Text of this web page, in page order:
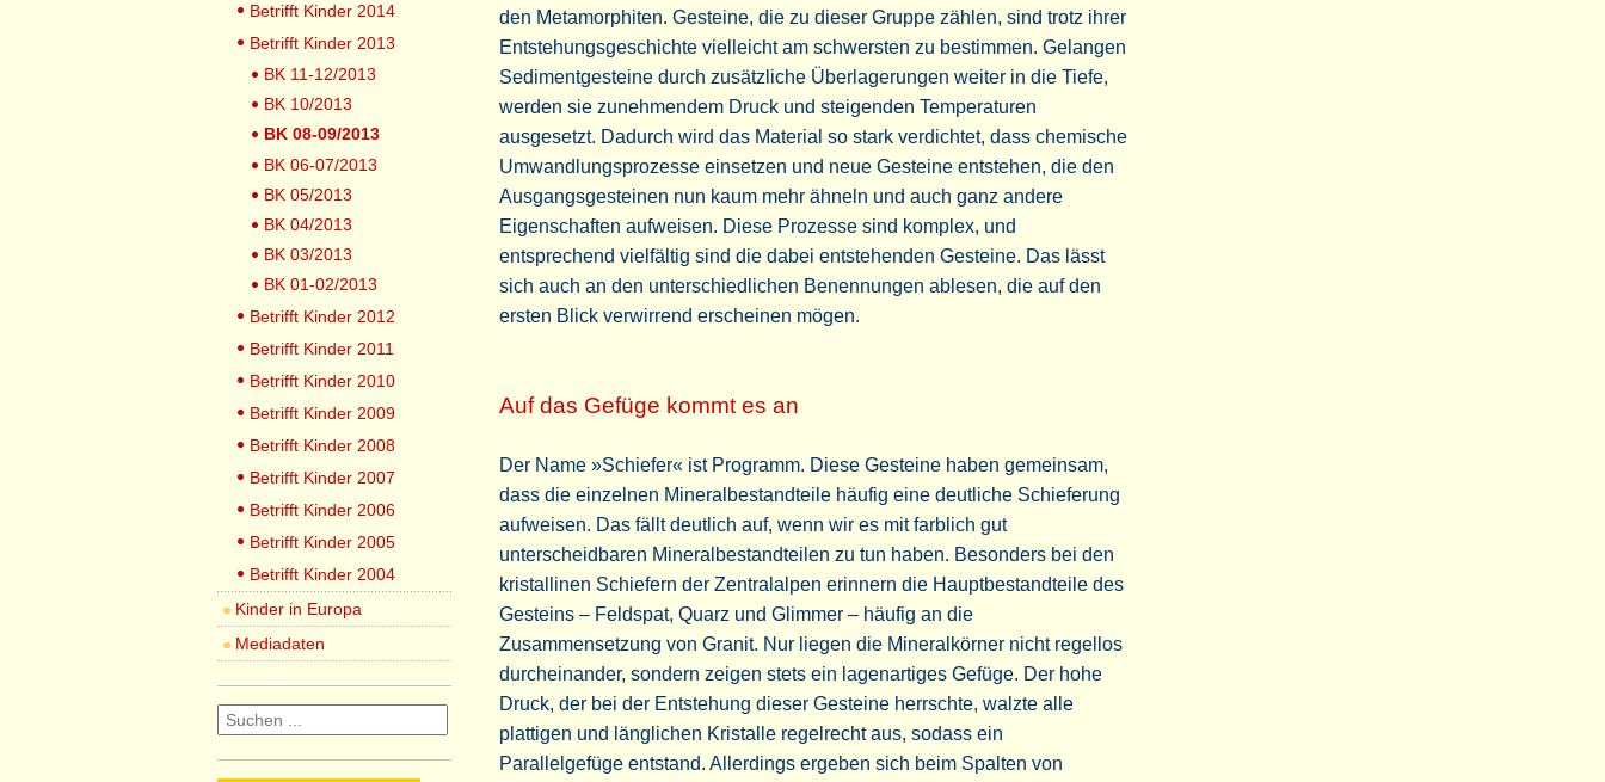
den Metamorphiten. Gesteine, die zu dieser Gruppe zählen, sind trotz ihrer
Entstehungsgeschichte vielleicht am schwersten zu bestimmen. Gelangen
Sedimentgesteine durch zusätzliche Überlagerungen weiter in die Tiefe,
werden sie zunehmendem Druck und steigenden Temperaturen
ausgesetzt. Dadurch wird das Material so stark verdichtet, dass chemische
Umwandlungsprozesse einsetzen und neue Gesteine entstehen, die den
Ausgangsgesteinen nun kaum mehr ähneln und auch ganz andere
Eigenschaften aufweisen. Diese Prozesse sind komplex, und
entsprechend vielfältig sind die dabei entstehenden Gesteine. Das lässt
sich auch an den unterschiedlichen Benennungen ablesen, die auf den
ersten Blick verwirrend erscheinen mögen.
Auf das Gefüge kommt es an
Der Name »Schiefer« ist Programm. Diese Gesteine haben gemeinsam,
dass die einzelnen Mineralbestandteile häufig eine deutliche Schieferung
aufweisen. Das fällt deutlich auf, wenn wir es mit farblich gut
unterscheidbaren Mineralbestandteilen zu tun haben. Besonders bei den
kristallinen Schiefern der Zentralalpen erinnern die Hauptbestandteile des
Gesteins – Feldspat, Quarz und Glimmer – häufig an die
Zusammensetzung von Granit. Nur liegen die Mineralkörner nicht regellos
durcheinander, sondern zeigen stets ein lagenartiges Gefüge. Der hohe
Druck, der bei der Entstehung dieser Gesteine herrschte, walzte alle
plattigen und länglichen Kristalle regelrecht aus, sodass ein
Parallelgefüge entstand. Allerdings ergeben sich beim Spalten von
Betrifft Kinder 2014
Betrifft Kinder 2013
BK 11-12/2013
BK 10/2013
BK 08-09/2013
BK 06-07/2013
BK 05/2013
BK 04/2013
BK 03/2013
BK 01-02/2013
Betrifft Kinder 2012
Betrifft Kinder 2011
Betrifft Kinder 2010
Betrifft Kinder 2009
Betrifft Kinder 2008
Betrifft Kinder 2007
Betrifft Kinder 2006
Betrifft Kinder 2005
Betrifft Kinder 2004
Kinder in Europa
Mediadaten